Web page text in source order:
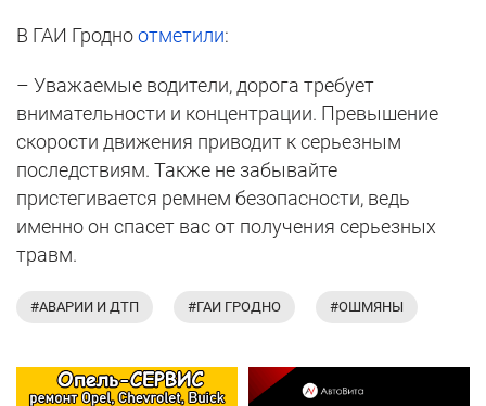
В ГАИ Гродноотметили:
– Уважаемые водители, дорога требует
внимательности и концентрации. Превышение
скорости движения приводит к серьезным
последствиям. Также не забывайте
пристегивается ремнем безопасности, ведь
именно он спасет вас от получения серьезных
травм.
#АВАРИИ И ДТП #ГАИ ГРОДНО #ОШМЯНЫ